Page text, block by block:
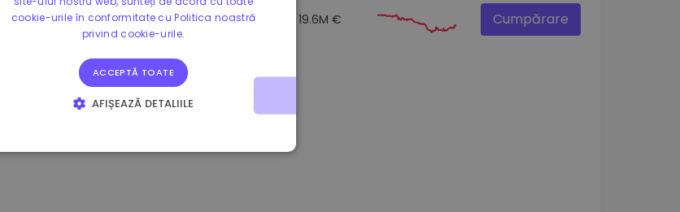
0.084060000 € +6.10% 3.3B € 19.6M € Cumpărare
cookie-urile în conformitate cu Politica noastră
privind cookie-urile.
ACCEPTĂ TOATE
AFIȘEAZĂ DETALIILE